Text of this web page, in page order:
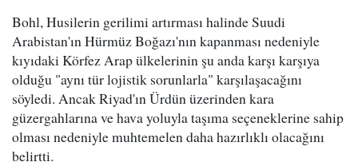
Bohl, Husilerin gerilimi artırması halinde Suudi
Arabistan'ın Hürmüz Boğazı'nın kapanması nedeniyle
kıyıdaki Körfez Arap ülkelerinin şu anda karşı karşıya
olduğu "aynı tür lojistik sorunlarla" karşılaşacağını
söyledi. Ancak Riyad'ın Ürdün üzerinden kara
güzergahlarına ve hava yoluyla taşıma seçeneklerine sahip
olması nedeniyle muhtemelen daha hazırlıklı olacağını
belirtti.